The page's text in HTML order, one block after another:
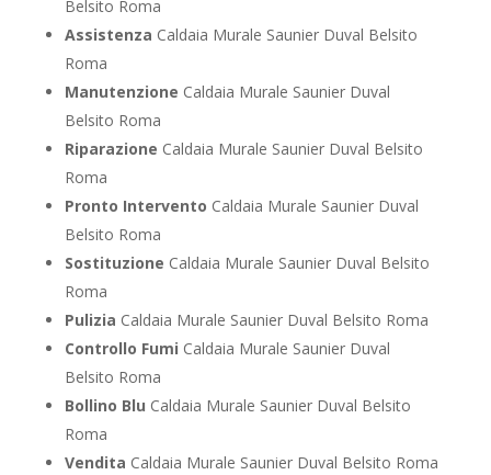
Belsito Roma
Assistenza Caldaia Murale Saunier Duval Belsito
Roma
Manutenzione Caldaia Murale Saunier Duval
Belsito Roma
Riparazione Caldaia Murale Saunier Duval Belsito
Roma
Pronto Intervento Caldaia Murale Saunier Duval
Belsito Roma
Sostituzione Caldaia Murale Saunier Duval Belsito
Roma
Pulizia Caldaia Murale Saunier Duval Belsito Roma
Controllo Fumi Caldaia Murale Saunier Duval
Belsito Roma
Bollino Blu Caldaia Murale Saunier Duval Belsito
Roma
Vendita Caldaia Murale Saunier Duval Belsito Roma